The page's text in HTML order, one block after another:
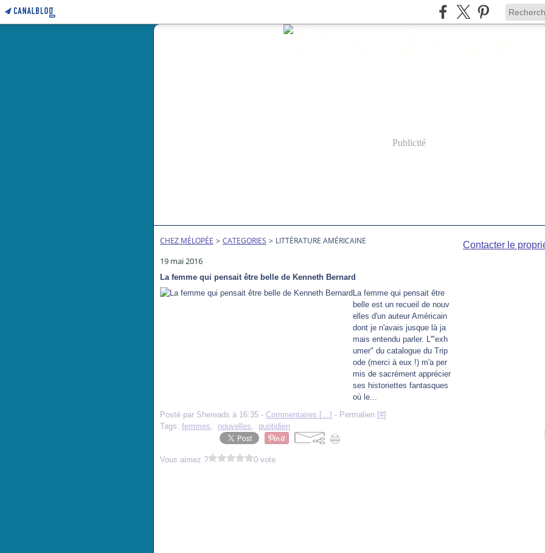
Publicité
CHEZ MÉLOPÉE > CATEGORIES > LITTÉRATURE AMÉRICAINE
19 mai 2016
La femme qui pensait être belle de Kenneth Bernard
La femme qui pensait être
belle est un recueil de nouv
elles d'un auteur Américain
dont je n'avais jusque là ja
mais entendu parler. L'"exh
umer" du catalogue du Trip
ode (merci à eux !) m'a per
mis de sacrément apprécier
ses historiettes fantasques
où le...
Posté par Shereads à 16:35 - Commentaires […] - Permalien [#]
Tags: femmes, nouvelles, quotidien
Vous aimez ? 0 vote
Contacter le